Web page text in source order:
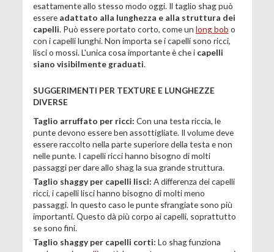
esattamente allo stesso modo oggi. Il taglio shag può
essere adattato alla lunghezza e alla struttura dei
capelli. Può essere portato corto, come un long bob o
con i capelli lunghi. Non importa se i capelli sono ricci,
lisci o mossi. L'unica cosa importante è che i capelli
siano visibilmente graduati.
SUGGERIMENTI PER TEXTURE E LUNGHEZZE
DIVERSE
Taglio arruffato per ricci: Con una testa riccia, le
punte devono essere ben assottigliate. Il volume deve
essere raccolto nella parte superiore della testa e non
nelle punte. I capelli ricci hanno bisogno di molti
passaggi per dare allo shag la sua grande struttura.
Taglio shaggy per capelli lisci: A differenza dei capelli
ricci, i capelli lisci hanno bisogno di molti meno
passaggi. In questo caso le punte sfrangiate sono più
importanti. Questo dà più corpo ai capelli, soprattutto
se sono fini.
Taglio shaggy per capelli corti: Lo shag funziona